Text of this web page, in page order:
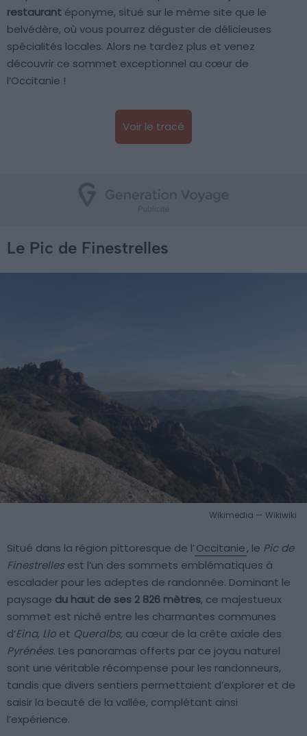
restaurant éponyme, situé sur le même site que le
belvédère, où vous pourrez déguster de délicieuses
spécialités locales. Alors ne tardez plus et venez
découvrir ce sommet exceptionnel au cœur de
l’Occitanie !
Voir le tracé
Le Pic de Finestrelles
Wikimedia — Wikiwiki
Situé dans la région pittoresque de l’Occitanie, le Pic de
Finestrelles est l’un des sommets emblématiques à
escalader pour les adeptes de randonnée. Dominant le
paysage du haut de ses 2 826 mètres, ce majestueux
sommet est niché entre les charmantes communes
d’Eina, Llo et Queralbs, au cœur de la crête axiale des
Pyrénées. Les panoramas offerts par ce joyau naturel
sont une véritable récompense pour les randonneurs,
tandis que divers sentiers permettaient d’explorer et de
saisir la beauté de la vallée, complétant ainsi
l’expérience.